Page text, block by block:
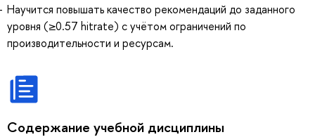
Научится повышать качество рекомендаций до заданного
уровня (≥0.57 hitrate) с учётом ограничений по
производительности и ресурсам.
Содержание учебной дисциплины